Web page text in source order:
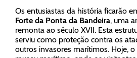
Os entusiastas da história ficarão
Forte da Ponta da Bandeira, uma
remonta ao século XVII. Esta
serviu como proteção contra os
outros invasores marítimos. Hoje,